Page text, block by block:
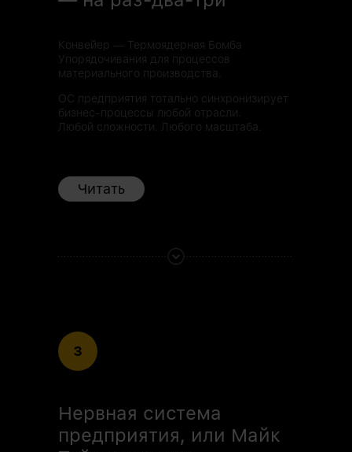
Конвейер — Термоядерная Бомба
Упорядочивания для процессов
материального производства.
ОС предприятия тотально синхронизирует
бизнес-процессы любой отрасли.
Любой сложности. Любого масштаба.
Читать
3
Нервная система
предприятия, или Майк